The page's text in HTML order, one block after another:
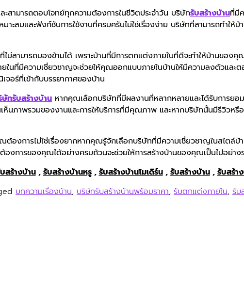
ามารถตอบโจทย์ทุกความต้องการในชีวิตประจำวัน บริษัทรับสร้างบ้านที่มี
าะสมและฟังก์ชันการใช้งานที่ครบครันไม่ใช่เรื่องง่าย บริษัทที่สามารถทำ
สามารถมองข้ามได้ เพราะบ้านที่มีการตกแต่งภายในที่ดีจะทำให้บ้านขอ
ที่มีความเชี่ยวชาญจะช่วยให้คุณออกแบบภายในบ้านให้มีความลงตัวและต
จอร์ที่เข้ากับบรรยากาศของบ้าน
ทรับสร้างบ้าน หากคุณเลือกบริษัทที่มีผลงานที่หลากหลายและได้รับการย
ภาพรวมของงานและการให้บริการที่มีคุณภาพ และหากบริษัทนั้นมีรีวิวหรือ
งการไม่ใช่เรื่องยากหากคุณรู้จักเลือกบริษัทที่มีความเชี่ยวชาญในสไตล์บ้
การของคุณได้อย่างครบถ้วนจะช่วยให้การสร้างบ้านของคุณเป็นไปอย่าง
สร้างบ้าน,รับสร้างบ้านหรู,รับสร้างบ้านโมเดิร์น,รับสร้างบ้าน,รับสร้า
บทความเรื่องบ้าน, บริษัทรับสร้างบ้านพร้อมราคา, รับตกแต่งภายใน, รับ